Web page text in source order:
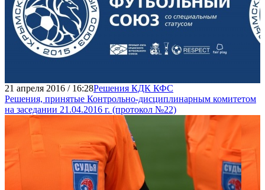
21 апреля 2016 / 16:28Решения КДК КФС
Решения, принятые Контрольно-дисциплинарным комитетом
на заседании 21.04.2016 г. (протокол №22)